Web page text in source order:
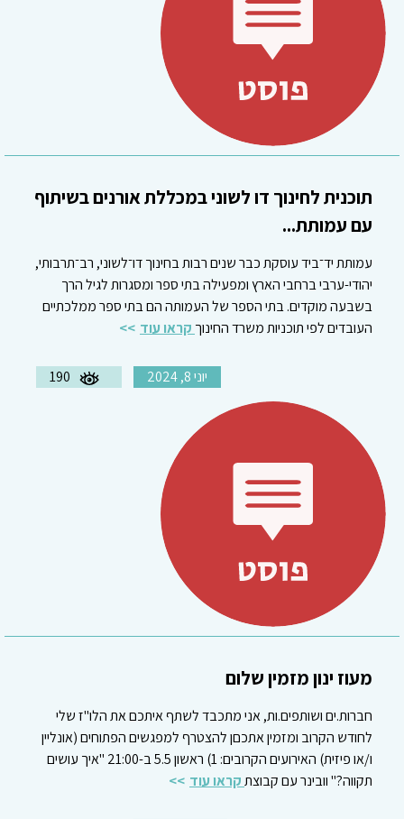
תוכנית לחינוך דו לשוני במכללת אורנים בשיתוף
עם עמותת...
עמותת יד־ביד עוסקת כבר שנים רבות בחינוך דו־לשוני, רב־תרבותי,
יהודי-ערבי ברחבי הארץ ומפעילה בתי ספר ומסגרות לגיל הרך
בשבעה מוקדים. בתי הספר של העמותה הם בתי ספר ממלכתיים
העובדים לפי תוכניות משרד החינוך קראו עוד
יוני 8, 2024 190
מעוז ינון מזמין שלום
חברות.ים ושותפים.ות, אני מתכבד לשתף איתכם את הלו"ז שלי
לחודש הקרוב ומזמין אתכםן להצטרף למפגשים הפתוחים (אונליין
ו/או פיזית) האירועים הקרובים: 1) ראשון 5.5 ב-21:00 "איך עושים
תקווה?" וובינר עם קבוצתקראו עוד